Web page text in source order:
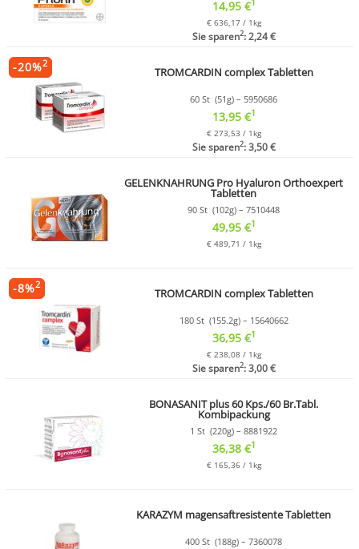
14,95 €1
€ 636,17 / 1kg
Sie sparen2: 2,24 €
TROMCARDIN complex Tabletten
60 St (51g) – 5950686
13,95 €1
€ 273,53 / 1kg
Sie sparen2: 3,50 €
-20%2
GELENKNAHRUNG Pro Hyaluron Orthoexpert
Tabletten
90 St (102g) – 7510448
49,95 €1
€ 489,71 / 1kg
TROMCARDIN complex Tabletten
180 St (155.2g) – 15640662
36,95 €1
€ 238,08 / 1kg
Sie sparen2: 3,00 €
-8%2
BONASANIT plus 60 Kps./60 Br.Tabl.
Kombipackung
1 St (220g) – 8881922
36,38 €1
€ 165,36 / 1kg
KARAZYM magensaftresistente Tabletten
400 St (188g) – 7360078